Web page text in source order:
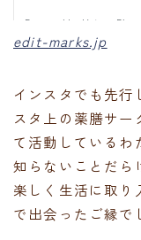
edit-marks.jp
インスタでも先行
スタ上の薬膳サー
て活動しているわ
知らないことだら
楽しく生活に取り
で出会ったご縁で